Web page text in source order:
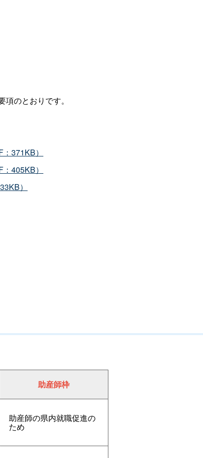
のとおりです。
371KB）
405KB）
）
助産師枠
助産師の県内就職促進の
ため